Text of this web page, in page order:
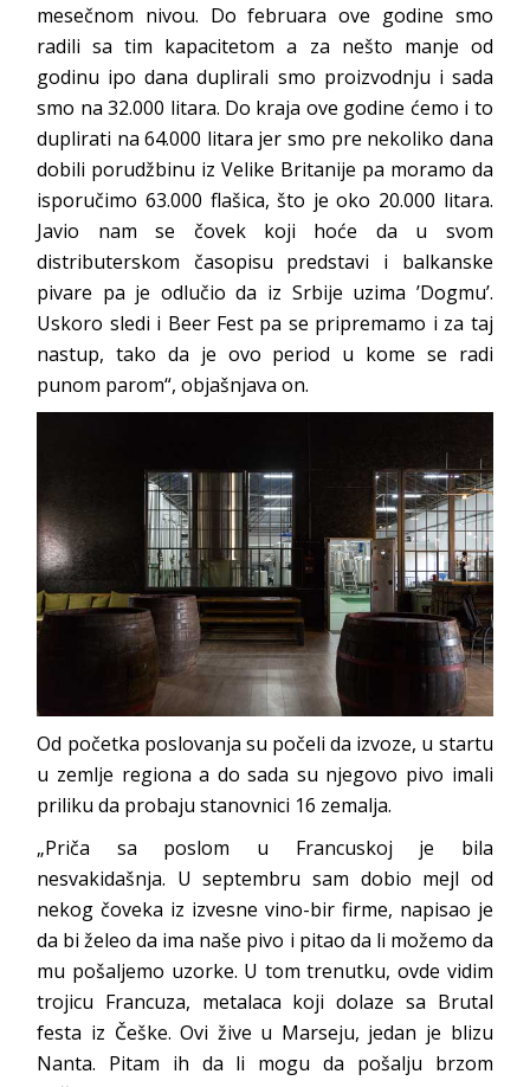
mesečnom nivou. Do februara ove godine smo
radili sa tim kapacitetom a za nešto manje od
godinu ipo dana duplirali smo proizvodnju i sada
smo na 32.000 litara. Do kraja ove godine ćemo i to
duplirati na 64.000 litara jer smo pre nekoliko dana
dobili porudžbinu iz Velike Britanije pa moramo da
isporučimo 63.000 flašica, što je oko 20.000 litara.
Javio nam se čovek koji hoće da u svom
distributerskom časopisu predstavi i balkanske
pivare pa je odlučio da iz Srbije uzima ’Dogmu’.
Uskoro sledi i Beer Fest pa se pripremamo i za taj
nastup, tako da je ovo period u kome se radi
punom parom“, objašnjava on.
Od početka poslovanja su počeli da izvoze, u startu
u zemlje regiona a do sada su njegovo pivo imali
priliku da probaju stanovnici 16 zemalja.
„Priča sa poslom u Francuskoj je bila
nesvakidašnja. U septembru sam dobio mejl od
nekog čoveka iz izvesne vino-bir firme, napisao je
da bi želeo da ima naše pivo i pitao da li možemo da
mu pošaljemo uzorke. U tom trenutku, ovde vidim
trojicu Francuza, metalaca koji dolaze sa Brutal
festa iz Češke. Ovi žive u Marseju, jedan je blizu
Nanta. Pitam ih da li mogu da pošalju brzom